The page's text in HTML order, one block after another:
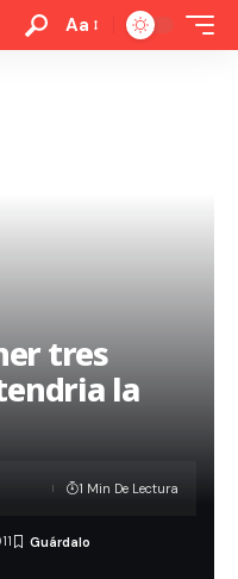
Aa
tres
la
1 Min De Lectura